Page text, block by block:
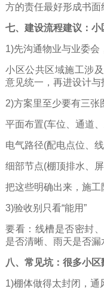
方的责任最好形成书面
七、建设流程建议：小
1)先沟通物业与业委会
小区公共区域施工涉
意见统一，再进设计与
2)方案里至少要有三张
平面布置(车位、通道
电气路径(配电点位、
细部节点(棚顶排水、
把这些明确出来，施工
3)验收别只看“能用”
要看：线槽是否密封
是否清晰、雨天是否漏
八、常见坑：很多小
1)棚体做得太封闭，通